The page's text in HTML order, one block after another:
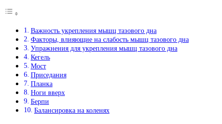
Важность укрепления мышц тазового дна
Факторы, влияющие на слабость мышц тазового дна
Упражнения для укрепления мышц тазового дна
Кегель
Мост
Приседания
Планка
Ноги вверх
Берпи
Балансировка на коленях